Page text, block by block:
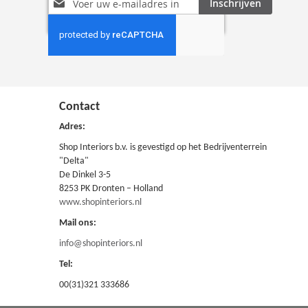
u
onze
nieuwsbrief
Inschrijven
Contact
Adres:
Shop Interiors b.v. is gevestigd op het Bedrijventerrein
"Delta"
De Dinkel 3-5
8253 PK Dronten – Holland
www.shopinteriors.nl
Mail ons:
info@shopinteriors.nl
Tel:
00(31)321 333686